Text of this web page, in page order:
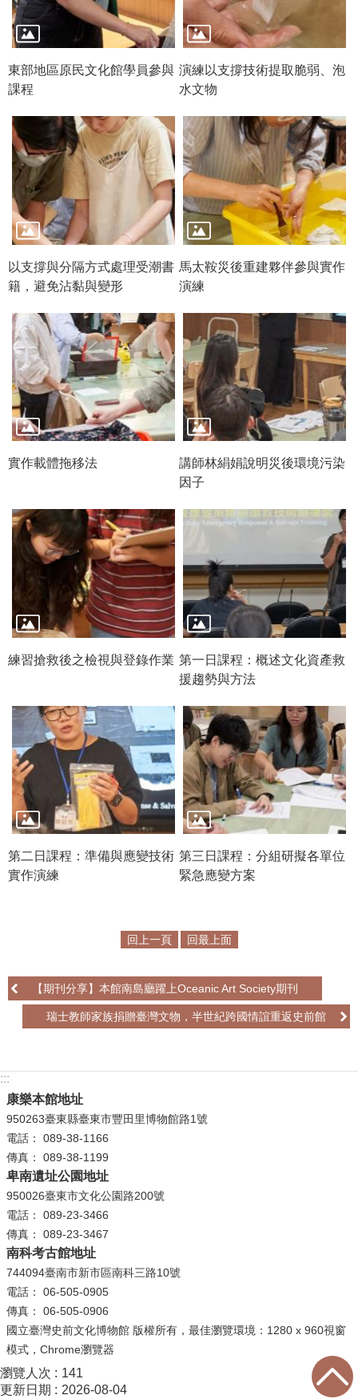
S
S
網
站
料
開
放
宣
告
隱
權
保
護
政
策
資
訊
安
全
宣
為
民
書
政
開
訊
語系
東部地區原民文化館學員參與
課程
演練以支撐技術提取脆弱、泡
水文物
以支撐與分隔方式處理受潮書
籍，避免沾黏與變形
馬太鞍災後重建夥伴參與實作
演練
實作載體拖移法
講師林絹娟說明災後環境污染
因子
練習搶救後之檢視與登錄作業 第一日課程：概述文化資產救
援趨勢與方法
第二日課程：準備與應變技術
實作演練
第三日課程：分組研擬各單位
緊急應變方案
回上一頁 回最上面
【期刊分享】本館南島廳躍上Oceanic Art Society期刊
瑞士教師家族捐贈臺灣文物，半世紀跨國情誼重返史前館
:::
康樂本館地址
950263臺東縣臺東市豐田里博物館路1號
電話： 089-38-1166
傳真： 089-38-1199
卑南遺址公園地址
950026臺東市文化公園路200號
電話： 089-23-3466
傳真： 089-23-3467
南科考古館地址
744094臺南市新市區南科三路10號
電話： 06-505-0905
傳真： 06-505-0906
國立臺灣史前文化博物館 版權所有，最佳瀏覽環境：1280 x 960視窗
模式，Chrome瀏覽器
瀏覽人次
141
更新日期
2026-08-04